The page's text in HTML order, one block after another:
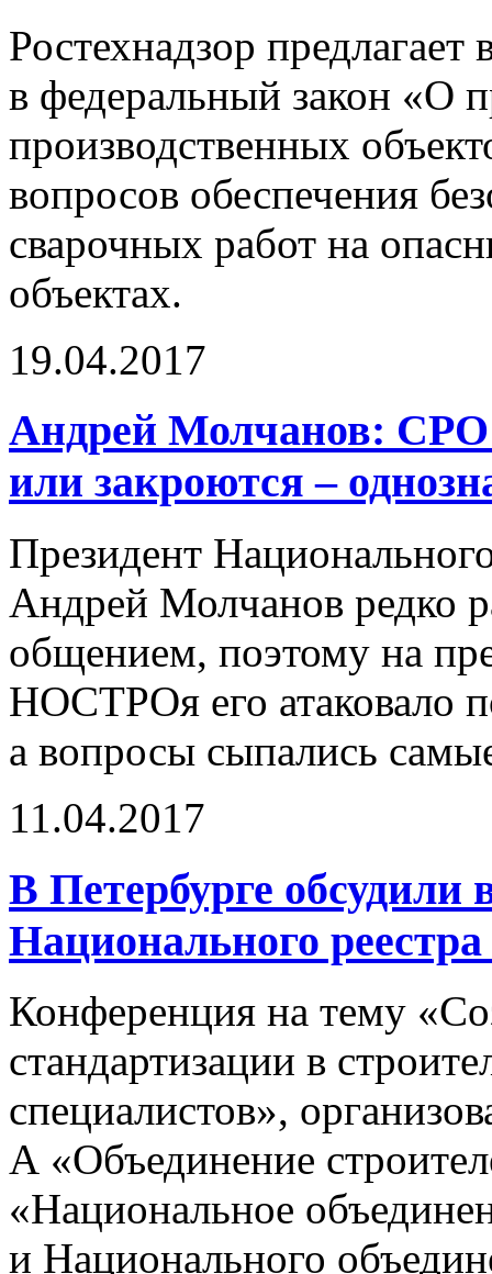
Ростехнадзор предлагает
в федеральный закон «О
производственных
вопросов обеспечения
сварочных работ на
объектах.
19.04.2017
Андрей Молчанов: СРО
или закроются –
Президент
Андрей Молчанов редко
общением, поэтому на
НОСТРОя его атаковало
а вопросы сыпались
11.04.2017
В Петербурге
Национального
Конференция на тему
стандартизации в
специалистов»,
А «Объединение
«Национальное
и Национального